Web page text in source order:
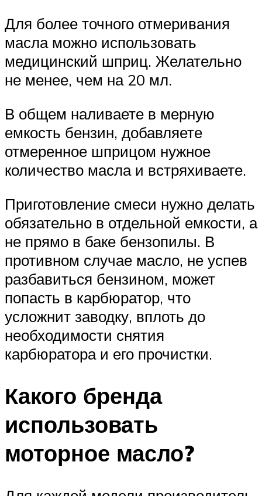
Для более точного отмеривания
масла можно использовать
медицинский шприц. Желательно
не менее, чем на 20 мл.
В общем наливаете в мерную
емкость бензин, добавляете
отмеренное шприцом нужное
количество масла и встряхиваете.
Приготовление смеси нужно делать
обязательно в отдельной емкости, а
не прямо в баке бензопилы. В
противном случае масло, не успев
разбавиться бензином, может
попасть в карбюратор, что
усложнит заводку, вплоть до
необходимости снятия
карбюратора и его прочистки.
Какого бренда
использовать
моторное масло?